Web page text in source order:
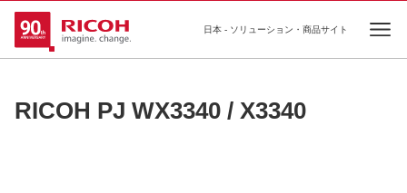
日本 - ソリューション・商品サイト
RICOH PJ WX3340 / X3340